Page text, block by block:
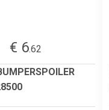
€ 6.62